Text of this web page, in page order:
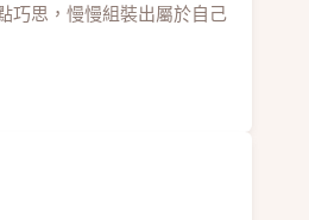
巧思，慢慢組裝出屬於自己